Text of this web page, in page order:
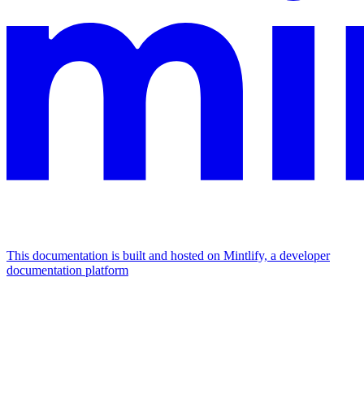
This documentation is built and hosted on Mintlify, a developer
documentation platform